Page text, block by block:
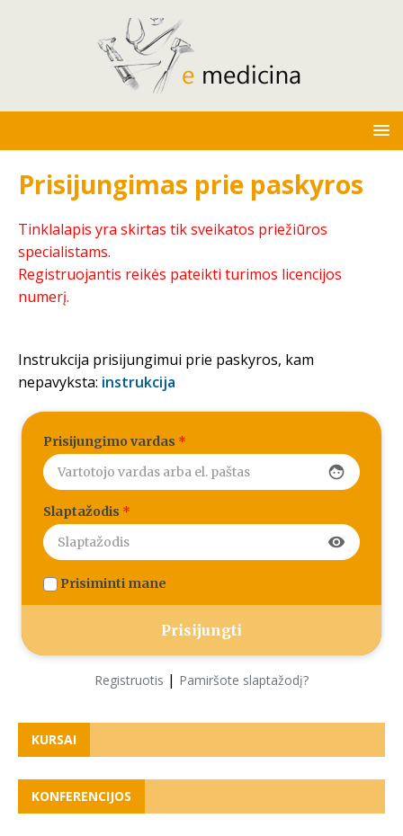
Prisijungimas prie paskyros
Tinklalapis yra skirtas tik sveikatos priežiūros
specialistams.
Registruojantis reikės pateikti turimos licencijos
numerį.
Instrukcija prisijungimui prie paskyros, kam
nepavyksta: instrukcija
Prisijungimo vardas *
face
Slaptažodis *
visibility
Prisiminti mane
Registruotis | Pamiršote slaptažodį?
KURSAI
KONFERENCIJOS